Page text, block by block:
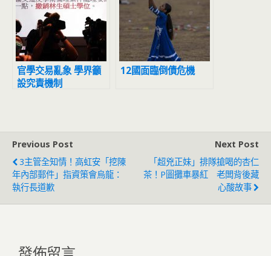
官學交易亂象 學界籲
設究責機制
12國面臨倒債危機
Previous Post
3主管全知情！高虹安「挖陳
年內部郵件」指資策會烏龍：
執行長道歉
Next Post
「超兇正妹」排隊搶喝的杏仁
茶！P圖攤車暴紅 老闆背後藏
心酸故事